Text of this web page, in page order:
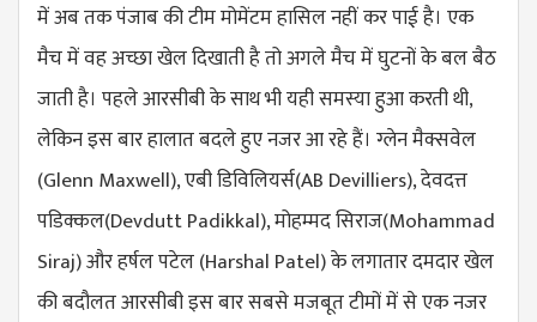
में अब तक पंजाब की टीम मोमेंटम हासिल नहीं कर पाई है। एक
मैच में वह अच्छा खेल दिखाती है तो अगले मैच में घुटनों के बल बैठ
जाती है। पहले आरसीबी के साथ भी यही समस्या हुआ करती थी,
लेकिन इस बार हालात बदले हुए नजर आ रहे हैं। ग्लेन मैक्सवेल
(Glenn Maxwell), एबी डिविलियर्स(AB Devilliers), देवदत्त
पडिक्कल(Devdutt Padikkal), मोहम्मद सिराज(Mohammad
Siraj) और हर्षल पटेल (Harshal Patel) के लगातार दमदार खेल
की बदौलत आरसीबी इस बार सबसे मजबूत टीमों में से एक नजर